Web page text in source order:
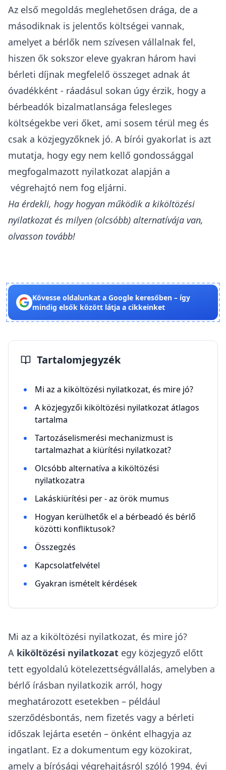
Az első megoldás meglehetősen drága, de a
másodiknak is jelentős költségei vannak,
amelyet a bérlők nem szívesen vállalnak fel,
hiszen ők sokszor eleve gyakran három havi
bérleti díjnak megfelelő összeget adnak át
óvadékként - ráadásul sokan úgy érzik, hogy a
bérbeadók bizalmatlansága felesleges
költségekbe veri őket, ami sosem térül meg és
csak a közjegyzőknek jó. A bírói gyakorlat is azt
mutatja, hogy egy nem kellő gondossággal
megfogalmazott nyilatkozat alapján a
végrehajtó nem fog eljárni.
Ha érdekli, hogy hogyan működik a kiköltözési
nyilatkozat és milyen (olcsóbb) alternatívája van,
olvasson tovább!
Kövesse oldalunkat a Google keresőben – így
mindig elsők között látja a cikkeinket
Tartalomjegyzék
Mi az a kiköltözési nyilatkozat, és mire jó?
A közjegyzői kiköltözési nyilatkozat átlagos
tartalma
Tartozáselismerési mechanizmust is
tartalmazhat a kiürítési nyilatkozat?
Olcsóbb alternatíva a kiköltözési
nyilatkozatra
Lakáskiürítési per - az örök mumus
Hogyan kerülhetők el a bérbeadó és bérlő
közötti konfliktusok?
Összegzés
Kapcsolatfelvétel
Gyakran ismételt kérdések
Mi az a kiköltözési nyilatkozat, és mire jó?
A kiköltözési nyilatkozat egy közjegyző előtt
tett egyoldalú kötelezettségvállalás, amelyben a
bérlő írásban nyilatkozik arról, hogy
meghatározott esetekben – például
szerződésbontás, nem fizetés vagy a bérleti
időszak lejárta esetén – önként elhagyja az
ingatlant. Ez a dokumentum egy közokirat,
amely a bírósági végrehajtásról szóló 1994. évi